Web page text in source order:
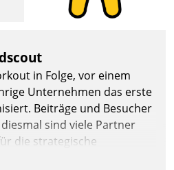
in Folge, vor einem
Unternehmen das erste
Beiträge und Besucher
sind viele Partner
die strategische